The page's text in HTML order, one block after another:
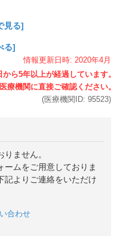
見る]
る]
情報更新日時: 2020年4月
(医療機関ID: 95523)
ません。
ームをご用意しておりま
記よりご連絡をいただけ
合わせ